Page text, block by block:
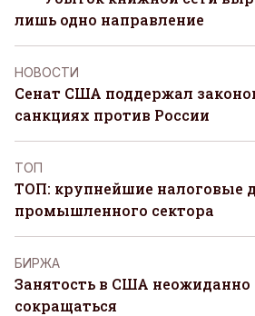
лишь одно направление
НОВОСТИ
Сенат США поддержал
санкциях против России
ТОП
ТОП: крупнейшие налоговые
промышленного сектора
БИРЖА
Занятость в США неожиданно
сокращаться